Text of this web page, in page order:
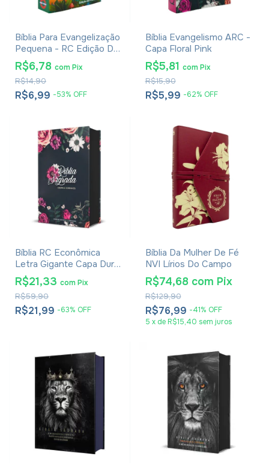
Bíblia Para Evangelização
Pequena - RC Edição De
Promessas - Capa
Infantil
R$6,99 -53% OFF
R$14,90
R$6,78 comPix
Bíblia Evangelismo ARC -
Capa Floral Pink
R$5,99 -62% OFF
R$15,90
R$5,81 com Pix
Bíblia RC Econômica
Letra Gigante Capa Dura
Com Harpa E Corinhos
Flores Pink
R$21,99 -63% OFF
R$59,90
R$21,33 comPix
Bíblia Da Mulher De Fé
NVI Lírios Do Campo
R$76,99 -41% OFF
R$129,90
R$74,68 com Pix
5 x de R$15,40 sem juros